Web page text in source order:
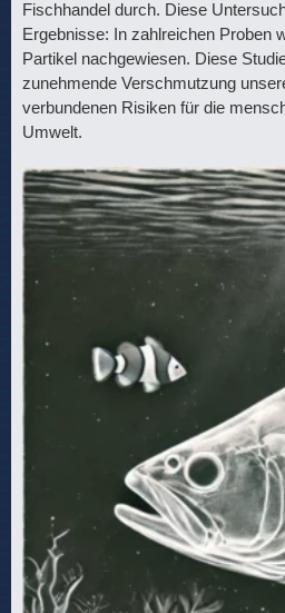
Fischhandel durch. Diese
Ergebnisse: In zahlreichen Proben
Partikel nachgewiesen. Diese
zunehmende Verschmutzung
verbundenen Risiken für die
Umwelt.